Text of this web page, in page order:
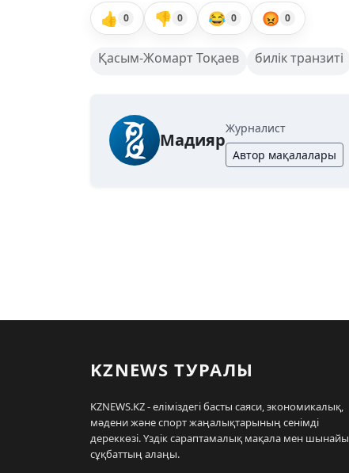
👍 0 👎 0 😂 0 😡 0
Қасым-Жомарт Тоқаев билік транзиті
Мадияр
Журналист
Автор мақалалары
KZNEWS ТУРАЛЫ
KZNEWS.KZ - еліміздегі басты саяси, экономикалық,
мәдени және спорт жаңалықтарының сенімді
дереккөзі. Үздік сараптамалық мақала мен шынайы
сұқбаттың алаңы.